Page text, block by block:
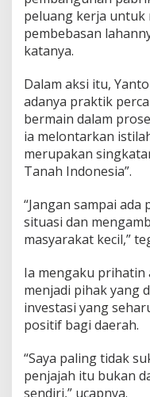
peluang kerja untuk
pembebasan
katanya.
Dalam aksi itu,
adanya praktik
bermain dalam
ia melontarkan
merupakan
Tanah Indonesia”.
“Jangan sampai
situasi dan
masyarakat kecil,”
Ia mengaku prihatin
menjadi pihak yang
investasi yang
positif bagi daerah.
“Saya paling tidak
penjajah itu bukan
sendiri,” ucapnya.